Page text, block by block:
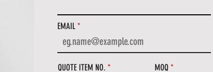
EMAIL
QUOTE ITEM NO. MOQ